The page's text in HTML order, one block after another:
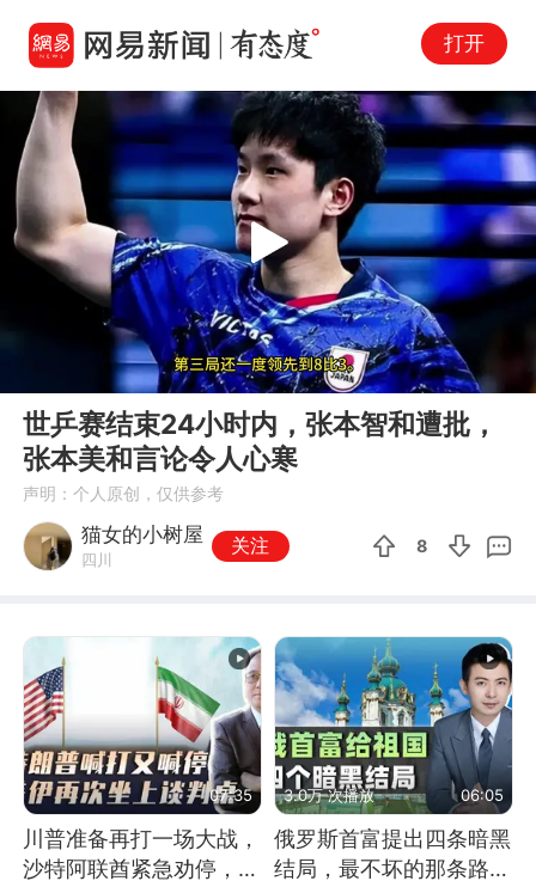
打开
06:43
Play
世乒赛结束24小时内，张本智和遭批，
张本美和言论令人心寒
声明：个人原创，仅供参考
猫女的小树屋
四川
关注 8
07:35
川普准备再打一场大战，
沙特阿联酋紧急劝停，美
3.0万 次播放 06:05
俄罗斯首富提出四条暗黑
结局，最不坏的那条路是